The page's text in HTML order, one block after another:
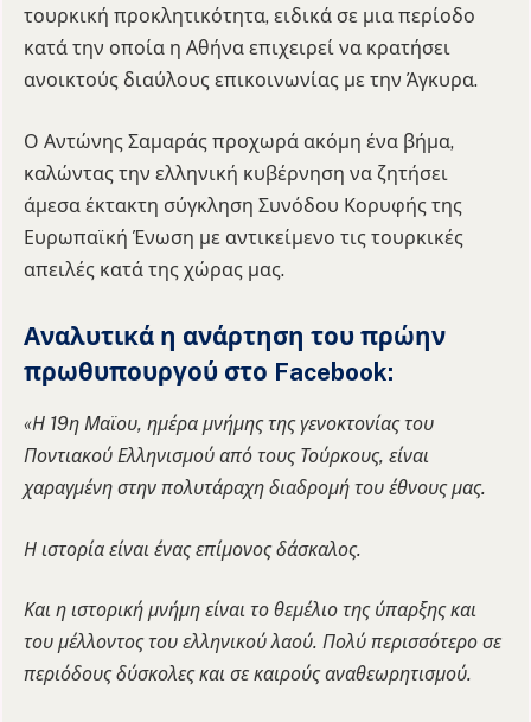
τουρκική προκλητικότητα, ειδικά σε μια περίοδο
κατά την οποία η Αθήνα επιχειρεί να κρατήσει
ανοικτούς διαύλους επικοινωνίας με την Άγκυρα.
Ο Αντώνης Σαμαράς προχωρά ακόμη ένα βήμα,
καλώντας την ελληνική κυβέρνηση να ζητήσει
άμεσα έκτακτη σύγκληση Συνόδου Κορυφής της
Ευρωπαϊκή Ένωση με αντικείμενο τις τουρκικές
απειλές κατά της χώρας μας.
Αναλυτικά η ανάρτηση του πρώην
πρωθυπουργού στο Facebook:
«Η 19η Μαϊου, ημέρα μνήμης της γενοκτονίας του
Ποντιακού Ελληνισμού από τους Τούρκους, είναι
χαραγμένη στην πολυτάραχη διαδρομή του έθνους μας.
Η ιστορία είναι ένας επίμονος δάσκαλος.
Και η ιστορική μνήμη είναι το θεμέλιο της ύπαρξης και
του μέλλοντος του ελληνικού λαού. Πολύ περισσότερο σε
περιόδους δύσκολες και σε καιρούς αναθεωρητισμού.